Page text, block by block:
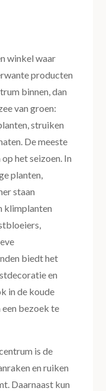
winkel waar
producten
binnen, dan
van groen:
struiken
De meeste
het seizoen. In
planten,
staan
klimplanten
biedt het
en
in de koude
een bezoek te
is de
en ruiken
Daarnaast kun